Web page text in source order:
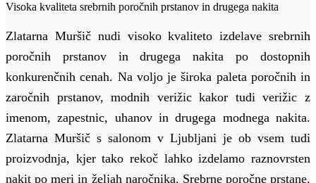
Visoka kvaliteta srebrnih poročnih prstanov in drugega nakita
Zlatarna Muršič nudi visoko kvaliteto izdelave srebrnih
poročnih prstanov in drugega nakita po dostopnih
konkurenčnih cenah. Na voljo je široka paleta poročnih in
zaročnih prstanov, modnih verižic kakor tudi verižic z
imenom, zapestnic, uhanov in drugega modnega nakita.
Zlatarna Muršič s salonom v Ljubljani je ob vsem tudi
proizvodnja, kjer tako rekoč lahko izdelamo raznovrsten
nakit po meri in željah naročnika. Srebrne poročne prstane,